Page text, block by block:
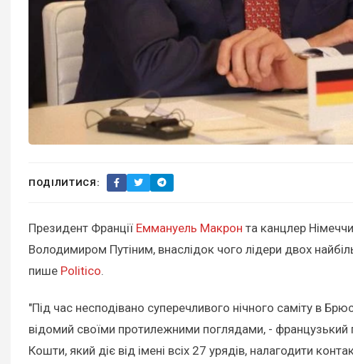
ПОДІЛИТИСЯ:
Президент Франції Еммануель Макрон та канцлер
Володимиром Путіним, внаслідок чого лідери двох
пише Politico.
"Під час несподівано суперечливого нічного саміту в
відомий своїми протилежними поглядами, - французький
Кошти, який діє від імені всіх 27 урядів, налагодити